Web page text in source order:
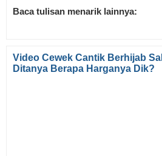
Baca tulisan menarik lainnya:
Video Cewek Cantik Berhijab
Ditanya Berapa Harganya Dik?